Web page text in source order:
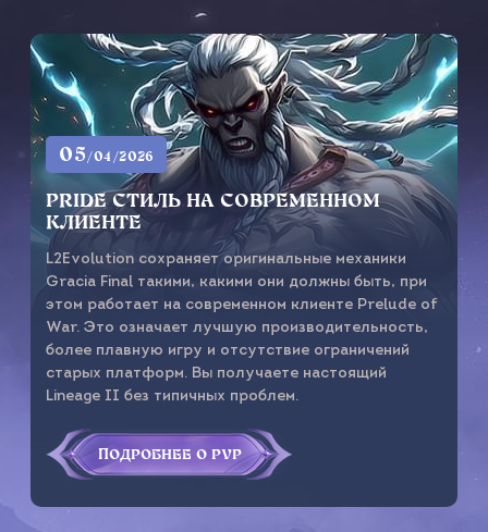
05/04/2026
PRIDE СТИЛЬ НА СОВРЕМЕННОМ
КЛИЕНТЕ
L2Evolution сохраняет оригинальные механики
Gracia Final такими, какими они должны быть, при
этом работает на современном клиенте Prelude of
War. Это означает лучшую производительность,
более плавную игру и отсутствие ограничений
старых платформ. Вы получаете настоящий
Lineage II без типичных проблем.
ПОДРОБНЕЕ О PVP